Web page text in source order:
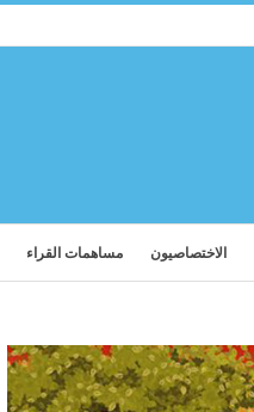
الاختصاصيون مساهمات القراء